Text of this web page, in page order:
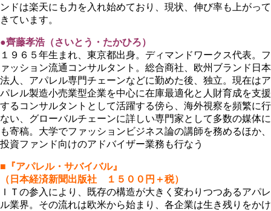
ンドは楽天にも力を入れ始めており、現状、伸び率も上がって
きています。
●齊藤孝浩（さいとう・たかひろ）
１９６５年生まれ、東京都出身。ディマンドワークス代表。フ
ァッション流通コンサルタント。総合商社、欧州ブランド日本
法人、アパレル専門チェーンなどに勤めた後、独立。現在はア
パレル製造小売業型企業を中心に在庫最適化と人財育成を支援
するコンサルタントとして活躍する傍ら、海外視察を頻繁に行
ない、グローバルチェーンに詳しい専門家として多数の媒体に
も寄稿。大学でファッションビジネス論の講師を務めるほか、
投資ファンド向けのアドバイザー業務も行なう
■『アパレル・サバイバル』
（日本経済新聞出版社 １５００円＋税）
ＩＴの参入により、既存の構造が大きく変わりつつあるアパレ
ル業界。その流れは欧米から始まり、各企業は生き残りをかけ